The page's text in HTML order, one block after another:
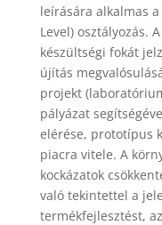
leírására alkalmas a
Level) osztályozás.
készültségi fokát
újítás
projekt
pályázat
elérése, prototípus
piacra vitele. A
kockázatok
való tekintettel a
termékfejlesztést,